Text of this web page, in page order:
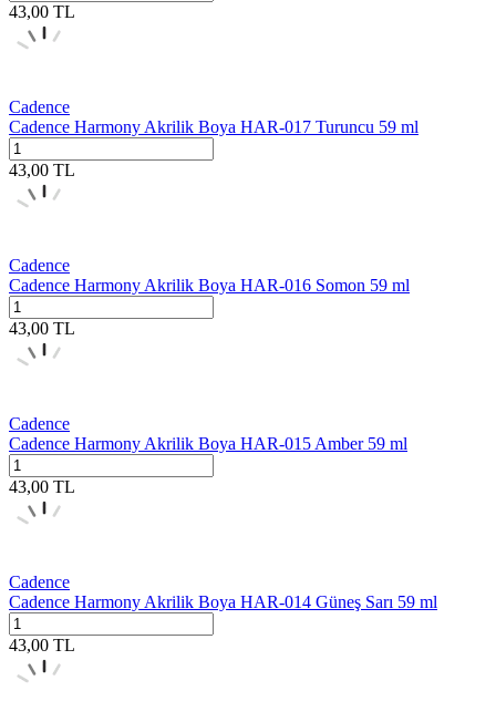
43,00 TL
Cadence
Cadence Harmony Akrilik Boya HAR-017 Turuncu 59 ml
43,00 TL
Cadence
Cadence Harmony Akrilik Boya HAR-016 Somon 59 ml
43,00 TL
Cadence
Cadence Harmony Akrilik Boya HAR-015 Amber 59 ml
43,00 TL
Cadence
Cadence Harmony Akrilik Boya HAR-014 Güneş Sarı 59 ml
43,00 TL